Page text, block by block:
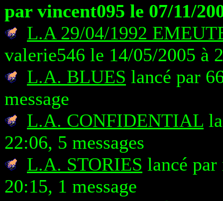
par vincent095 le 07/11/
L.A 29/04/1992
valerie546 le 14/05/2005 à
L.A. BLUES lancé par
message
L.A. CONFIDENTIAL
22:06, 5 messages
L.A. STORIES lancé
20:15, 1 message